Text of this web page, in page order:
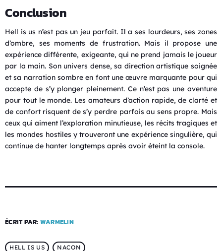
Conclusion
Hell is us n’est pas un jeu parfait. Il a ses lourdeurs, ses zones
d’ombre, ses moments de frustration. Mais il propose une
expérience différente, exigeante, qui ne prend jamais le joueur
par la main. Son univers dense, sa direction artistique soignée
et sa narration sombre en font une œuvre marquante pour qui
accepte de s’y plonger pleinement. Ce n’est pas une aventure
pour tout le monde. Les amateurs d’action rapide, de clarté et
de confort risquent de s’y perdre parfois au sens propre. Mais
ceux qui aiment l’exploration minutieuse, les récits tragiques et
les mondes hostiles y trouveront une expérience singulière, qui
continue de hanter longtemps après avoir éteint la console.
ÉCRIT PAR: WARMELIN
HELL IS US NACON